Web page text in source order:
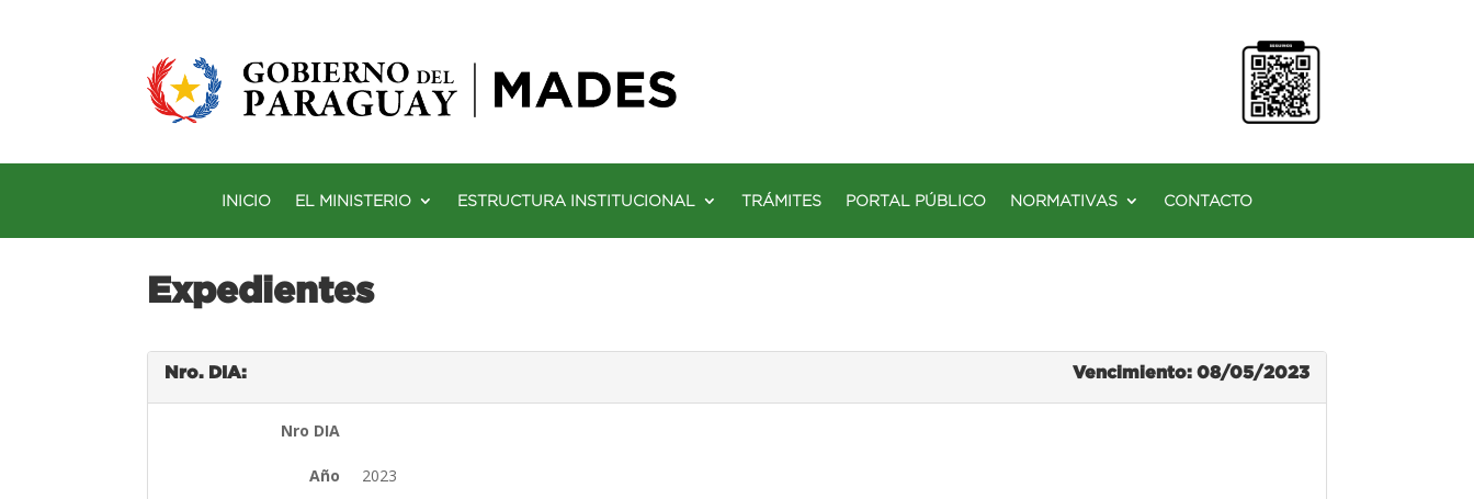
INICIO EL MINISTERIO ESTRUCTURA INSTITUCIONAL TRÁMITES PORTAL PÚBLICO NORMATIVAS CONTACTO
Expedientes
Nro. DIA: Vencimiento: 08/05/2023
Nro DIA
Año 2023